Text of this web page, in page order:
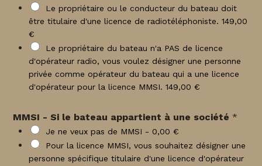
Le propriétaire ou le conducteur du bateau doit
être titulaire d'une licence de radiotéléphoniste.149,00
€
Le propriétaire du bateau n'a PAS de licence
d'opérateur radio, vous voulez désigner une personne
privée comme opérateur du bateau qui a une licence
d'opérateur pour la licence MMSI.149,00 €
MMSI - Si le bateau appartient à une société *
Je ne veux pas de MMSI -0,00 €
Pour la licence MMSI, vous souhaitez désigner une
personne spécifique titulaire d'une licence d'opérateur